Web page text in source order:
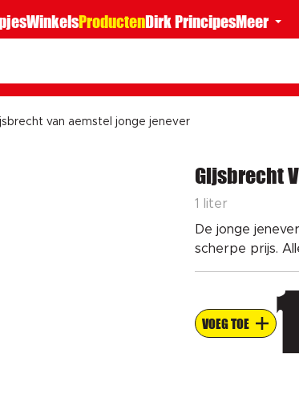
WinkelsProductenDirk PrincipesMeer
van aemstel jonge jenever
Gijsbrecht
1 liter
De jonge
scherpe prijs.
VOEG TOE